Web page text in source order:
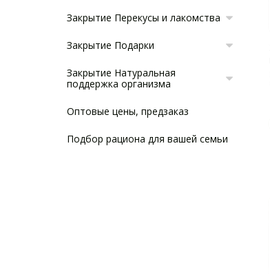
Закрытие Перекусы и лакомства
Закрытие Подарки
Закрытие Натуральная
поддержка организма
Оптовые цены, предзаказ
Подбор рациона для вашей семьи